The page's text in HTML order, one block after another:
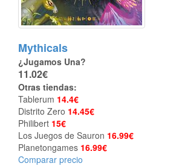
Mythicals
¿Jugamos Una?
11.02€
Otras tiendas:
Tablerum 14.4€
Distrito Zero 14.45€
Philibert 15€
Los Juegos de Sauron 16.99€
Planetongames 16.99€
Comparar precio